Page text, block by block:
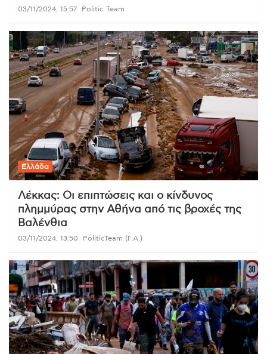
03/11/2024, 15:57 Politic Team
Ελλάδα
Λέκκας: Οι επιπτώσεις και ο κίνδυνος
πλημμύρας στην Αθήνα από τις βροχές της
Βαλένθια
03/11/2024, 13:50 PoliticTeam (Γ.Α.)